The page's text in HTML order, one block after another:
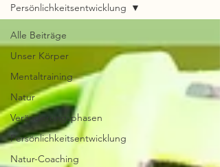
Alle Beiträge
Unser Körper
Mentaltraining
Natur
Veränderungsphasen
Persönlichkeitsentwicklung
Natur-Coaching
Persönlichkeitsentwicklung